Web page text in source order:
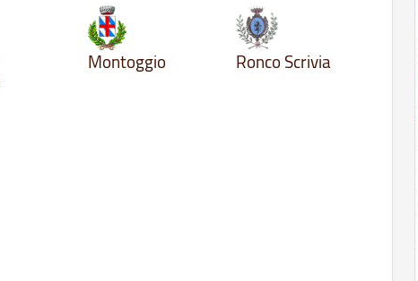
Montoggio Ronco Scrivia